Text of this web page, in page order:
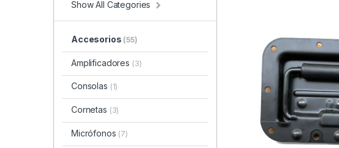
Show All Categories
Accesorios (55)
Amplificadores (3)
Consolas (1)
Cornetas (3)
Micrófonos (7)